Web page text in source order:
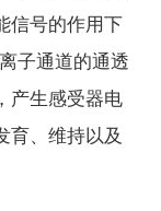
信号的作用下
离子通道的通透
产生感受器电
育、维持以及